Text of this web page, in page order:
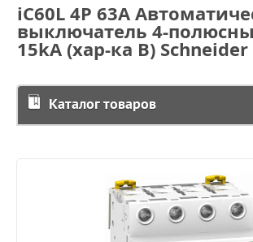
iC60L 4P 63A
выключатель 4-
15kA (хар-ка B)
Каталог товаров